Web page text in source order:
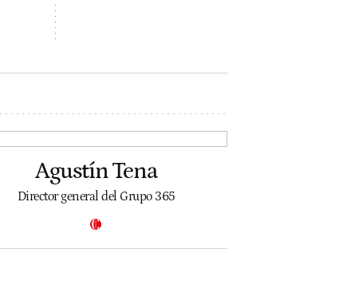
Agustín Tena
Director general del Grupo 365